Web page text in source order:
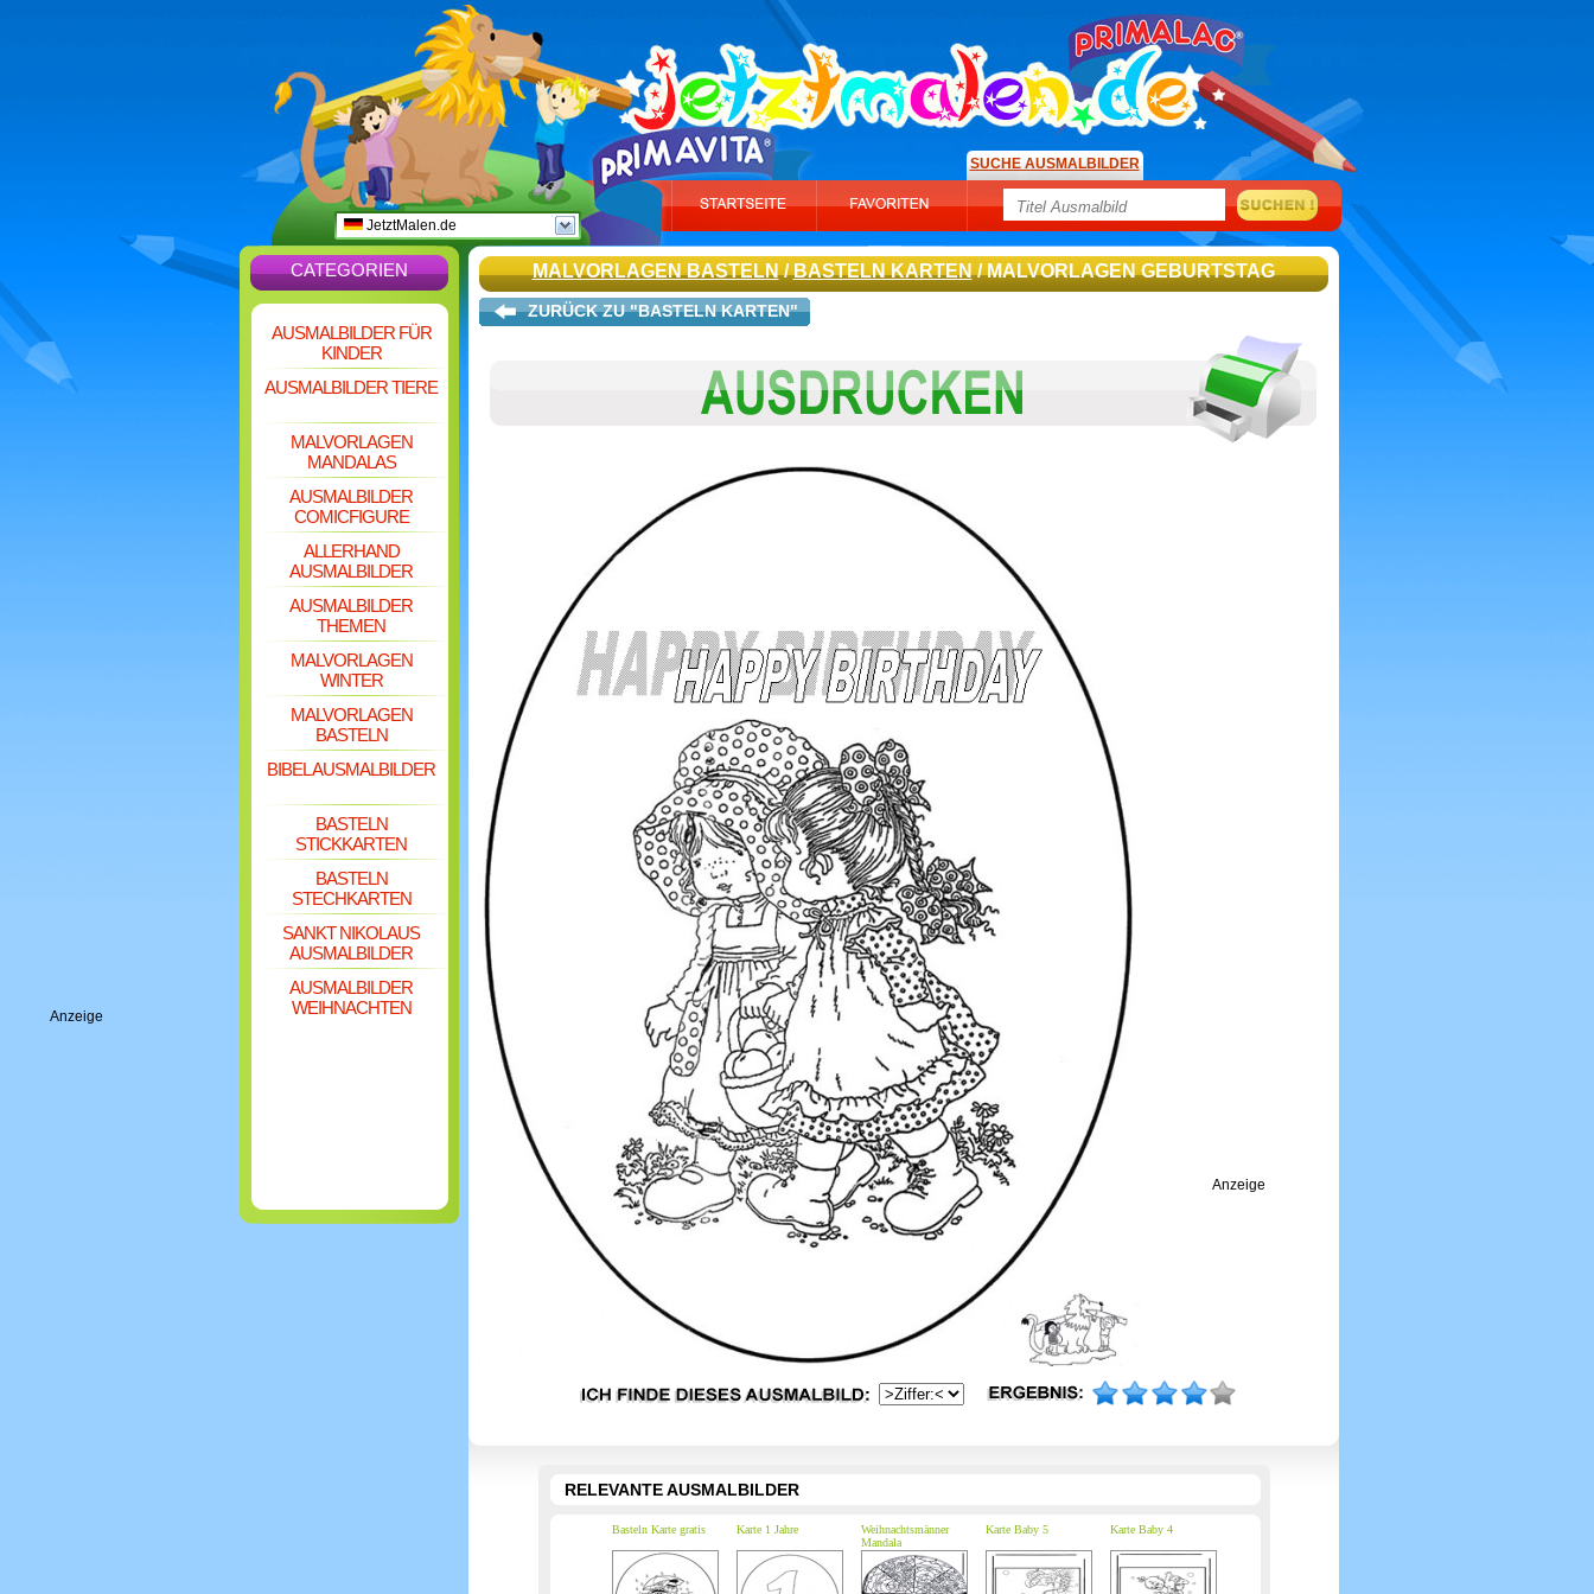
Anzeige
JetztMalen.de
SUCHE AUSMALBILDER
CATEGORIEN
AUSMALBILDER FÜR
KINDER
AUSMALBILDER TIERE
MALVORLAGEN
MANDALAS
AUSMALBILDER
COMICFIGURE
ALLERHAND
AUSMALBILDER
AUSMALBILDER
THEMEN
MALVORLAGEN
WINTER
MALVORLAGEN
BASTELN
BIBEL AUSMALBILDER
BASTELN
STICKKARTEN
BASTELN
STECHKARTEN
SANKT NIKOLAUS
AUSMALBILDER
AUSMALBILDER
WEIHNACHTEN
MALVORLAGEN BASTELN/BASTELN KARTEN/ MALVORLAGEN GEBURTSTAG
ZURÜCK ZU "BASTELN KARTEN"
Anzeige
RELEVANTE AUSMALBILDER
Basteln Karte gratis Karte 1 Jahre
Weihnachtsmänner
Mandala
Karte Baby 5 Karte Baby 4